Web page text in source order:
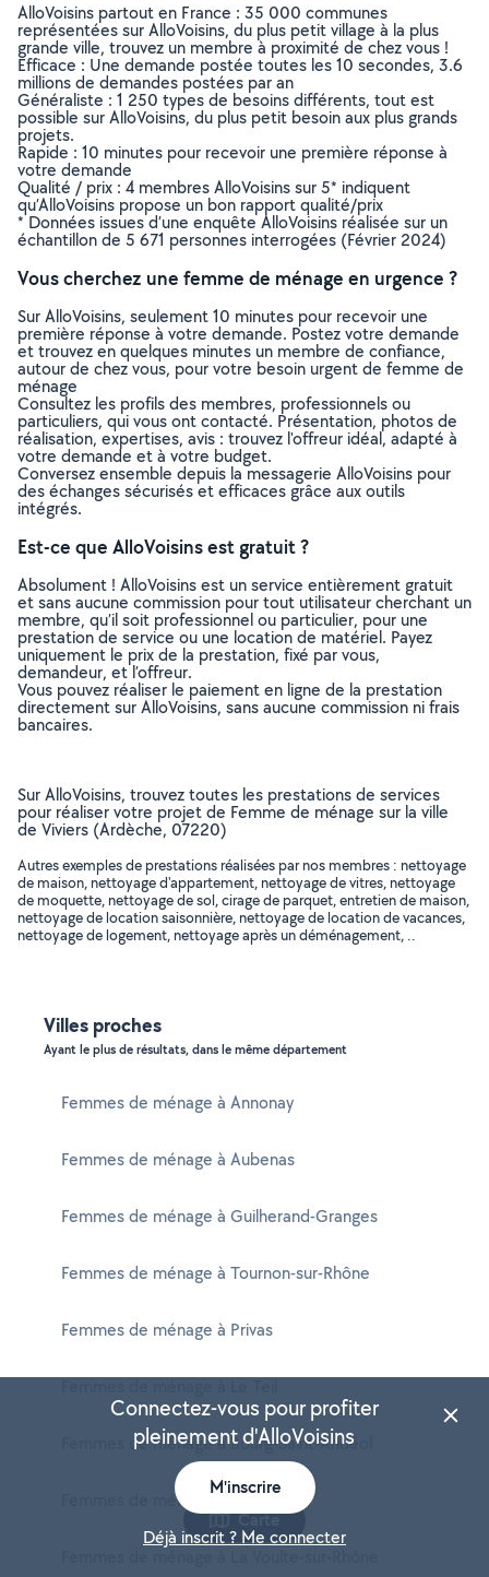
AlloVoisins partout en France : 35 000 communes
représentées sur AlloVoisins, du plus petit village à la plus
grande ville, trouvez un membre à proximité de chez vous !
Efficace : Une demande postée toutes les 10 secondes, 3.6
millions de demandes postées par an
Généraliste : 1 250 types de besoins différents, tout est
possible sur AlloVoisins, du plus petit besoin aux plus grands
projets.
Rapide : 10 minutes pour recevoir une première réponse à
votre demande
Qualité / prix : 4 membres AlloVoisins sur 5* indiquent
qu’AlloVoisins propose un bon rapport qualité/prix
* Données issues d’une enquête AlloVoisins réalisée sur un
échantillon de 5 671 personnes interrogées (Février 2024)
Vous cherchez une femme de ménage en urgence ?
Sur AlloVoisins, seulement 10 minutes pour recevoir une
première réponse à votre demande. Postez votre demande
et trouvez en quelques minutes un membre de confiance,
autour de chez vous, pour votre besoin urgent de femme de
ménage
Consultez les profils des membres, professionnels ou
particuliers, qui vous ont contacté. Présentation, photos de
réalisation, expertises, avis : trouvez l'offreur idéal, adapté à
votre demande et à votre budget.
Conversez ensemble depuis la messagerie AlloVoisins pour
des échanges sécurisés et efficaces grâce aux outils
intégrés.
Est-ce que AlloVoisins est gratuit ?
Absolument ! AlloVoisins est un service entièrement gratuit
et sans aucune commission pour tout utilisateur cherchant un
membre, qu’il soit professionnel ou particulier, pour une
prestation de service ou une location de matériel. Payez
uniquement le prix de la prestation, fixé par vous,
demandeur, et l’offreur.
Vous pouvez réaliser le paiement en ligne de la prestation
directement sur AlloVoisins, sans aucune commission ni frais
bancaires.
Sur AlloVoisins, trouvez toutes les prestations de services
pour réaliser votre projet de Femme de ménage sur la ville
de Viviers (Ardèche, 07220)
Autres exemples de prestations réalisées par nos membres : nettoyage
de maison, nettoyage d'appartement, nettoyage de vitres, nettoyage
de moquette, nettoyage de sol, cirage de parquet, entretien de maison,
nettoyage de location saisonnière, nettoyage de location de vacances,
nettoyage de logement, nettoyage après un déménagement, ..
Villes proches
Ayant le plus de résultats, dans le même département
Femmes de ménage à Annonay
Femmes de ménage à Aubenas
Femmes de ménage à Guilherand-Granges
Femmes de ménage à Tournon-sur-Rhône
Femmes de ménage à Privas
Femmes de ménage à Bourg-Saint-Andéol
Femmes de ménage à Saint-Péray
Carte
Connectez-vous pour profiter
pleinement d'AlloVoisins
M'inscrire
Déjà inscrit ? Me connecter